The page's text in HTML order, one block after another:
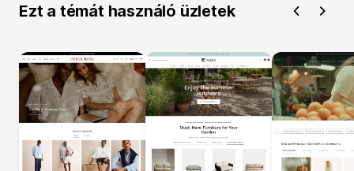
Ezt a témát használó üzletek